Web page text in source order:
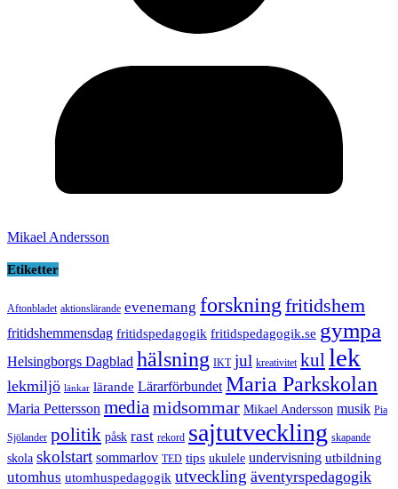
Mikael Andersson
Etiketter
Aftonbladet aktionslärande evenemang forskning fritidshem
fritidshemmensdag fritidspedagogik fritidspedagogik.se gympa
Helsingborgs Dagblad hälsning IKT jul kreativitet kul lek
lekmiljö länkar lärande Lärarförbundet Maria Parkskolan
Maria Pettersson mediamidsommar Mikael Andersson musik Pia
Sjölander politik påsk rast rekord sajtutveckling skapande
skola skolstart sommarlov TED tips ukulele undervisning utbildning
utomhus utomhuspedagogik utveckling äventyrspedagogik